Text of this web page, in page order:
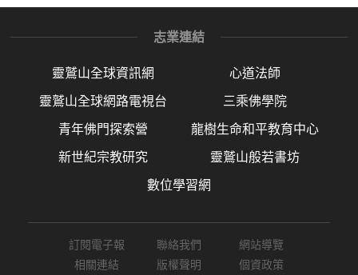
志業連結
靈鷲山全球資訊網 心道法師
靈鷲山全球網路電視台 三乘佛學院
青年佛門探索營 龍樹生命和平教育中心
新世紀宗教研究 靈鷲山般若書坊
數位學習網
訂閱電子報 聯絡我們
網站導覽
相關連結
版權聲明 個資政策